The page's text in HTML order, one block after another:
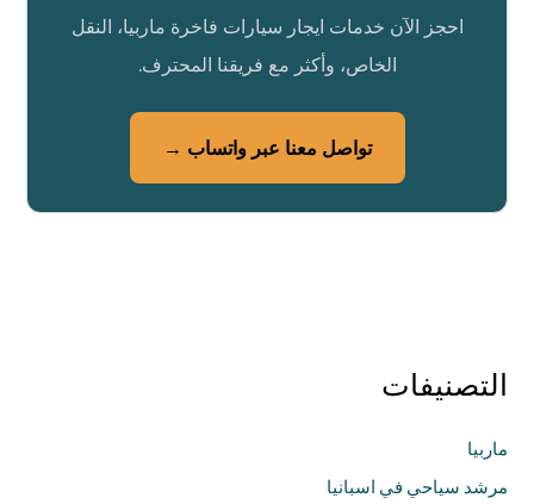
احجز الآن خدمات ايجار سيارات فاخرة ماربيا، النقل
الخاص، وأكثر مع فريقنا المحترف.
تواصل معنا عبر واتساب →
التصنيفات
ماربيا
مرشد سياحي في اسبانيا